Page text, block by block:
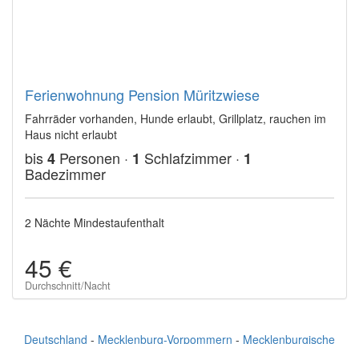
Ferienwohnung Pension Müritzwiese
Fahrräder vorhanden, Hunde erlaubt, Grillplatz, rauchen im
Haus nicht erlaubt
bis4 Personen · 1 Schlafzimmer · 1
Badezimmer
2 Nächte Mindestaufenthalt
45 €
Durchschnitt/Nacht
Deutschland - Mecklenburg-Vorpommern - Mecklenburgische